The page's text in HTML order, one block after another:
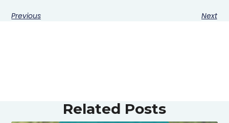
Previous Next
Related Posts